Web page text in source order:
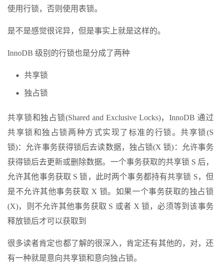
使用行锁，否则使用表锁。
是不是感觉很诧异，但是事实上就是这样的。
InnoDB 级别的行锁也是分成了两种
共享锁
独占锁
共享锁和独占锁(Shared and Exclusive Locks)，InnoDB 通过
共享锁和独占锁两种方式实现了标准的行锁。共享锁(S
锁)：允许事务获得锁后去读数据，独占锁(X 锁)：允许事务
获得锁后去更新或删除数据。一个事务获取的共享锁 S 后，
允许其他事务获取 S 锁，此时两个事务都持有共享锁 S，但
是不允许其他事务获取 X 锁。如果一个事务获取的独占锁
(X)，则不允许其他事务获取 S 或者 X 锁，必须等到该事务
释放锁后才可以获取到
很多读者肯定也都了解的很深入，肯定还有其他的，对，还
有一种就是意向共享锁和意向独占锁。